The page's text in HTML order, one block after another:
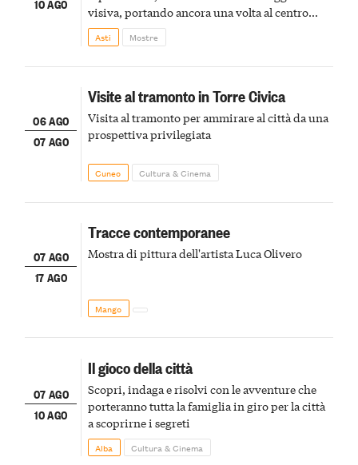
visiva, portando ancora una volta al centro
della scena le meraviglie del passato astigiano
Asti Mostre
06 AGO
07 AGO
Visite al tramonto in Torre Civica
Visita al tramonto per ammirare al città da una
prospettiva privilegiata
Cuneo Cultura & Cinema
07 AGO
17 AGO
Tracce contemporanee
Mostra di pittura dell'artista Luca Olivero
Mango
07 AGO
10 AGO
Il gioco della città
Scopri, indaga e risolvi con le avventure che
porteranno tutta la famiglia in giro per la città
a scoprirne i segreti
Alba Cultura & Cinema